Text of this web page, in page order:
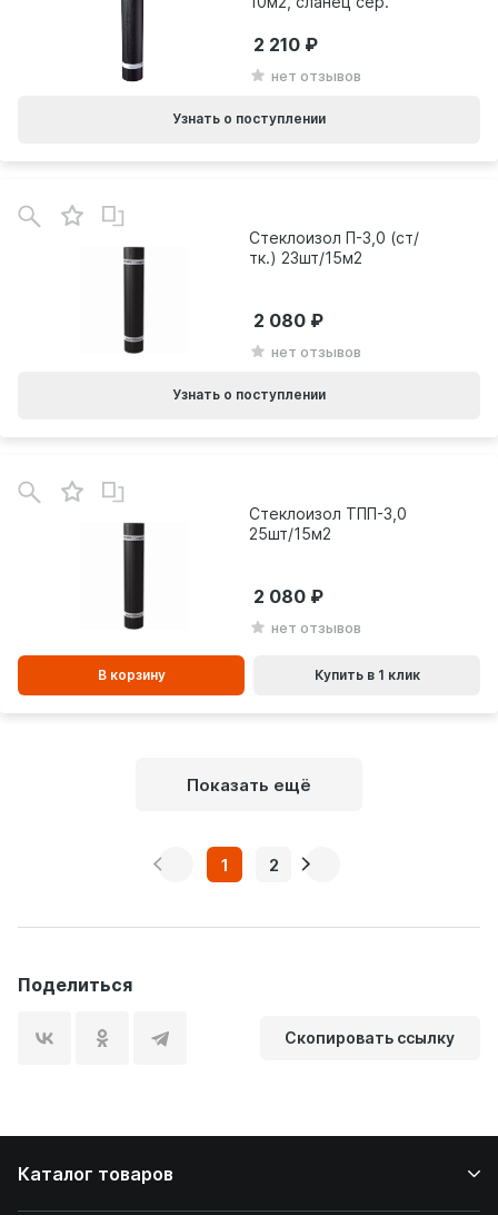
нет отзывов
2 210
Узнать о поступлении
Стеклоизол П-3,0 (ст/
тк.) 23шт/15м2
нет отзывов
2 080
Узнать о поступлении
Стеклоизол ТПП-3,0
25шт/15м2
нет отзывов
2 080
В корзину Купить в 1 клик
Показать ещё
1 2
Поделиться
Скопировать ссылку
Каталог товаров